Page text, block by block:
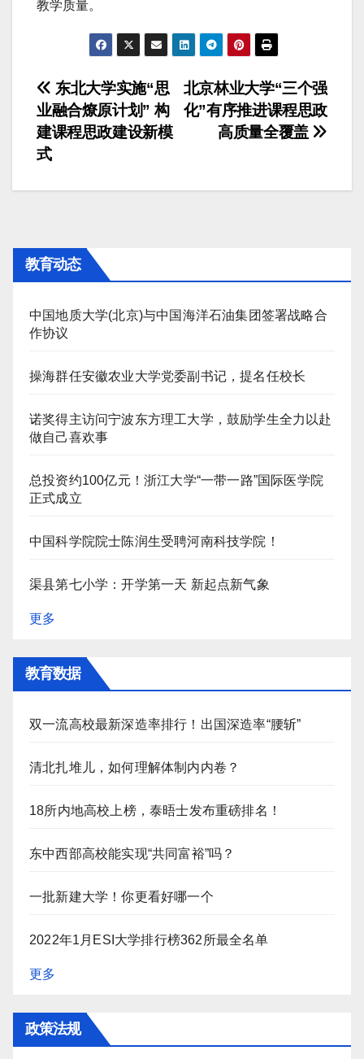
教学质量。
文
章
导
航
北京林业大学“三个强
化”有序推进课程思政
高质量全覆盖
东北大学实施“思
业融合燎原计划” 构
建课程思政建设新模
式
教育动态
中国地质大学(北京)与中国海洋石油集团签署战略合
作协议
操海群任安徽农业大学党委副书记，提名任校长
诺奖得主访问宁波东方理工大学，鼓励学生全力以赴
做自己喜欢事
总投资约100亿元！浙江大学“一带一路”国际医学院
正式成立
中国科学院院士陈润生受聘河南科技学院！
渠县第七小学：开学第一天 新起点新气象
更多
教育数据
双一流高校最新深造率排行！出国深造率“腰斩”
清北扎堆儿，如何理解体制内内卷？
18所内地高校上榜，泰晤士发布重磅排名！
东中西部高校能实现“共同富裕”吗？
一批新建大学！你更看好哪一个
2022年1月ESI大学排行榜362所最全名单
更多
政策法规